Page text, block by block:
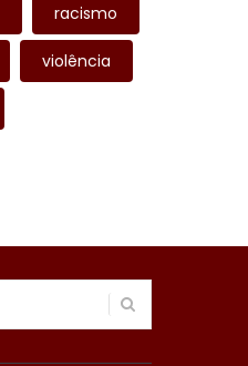
racismo
violência